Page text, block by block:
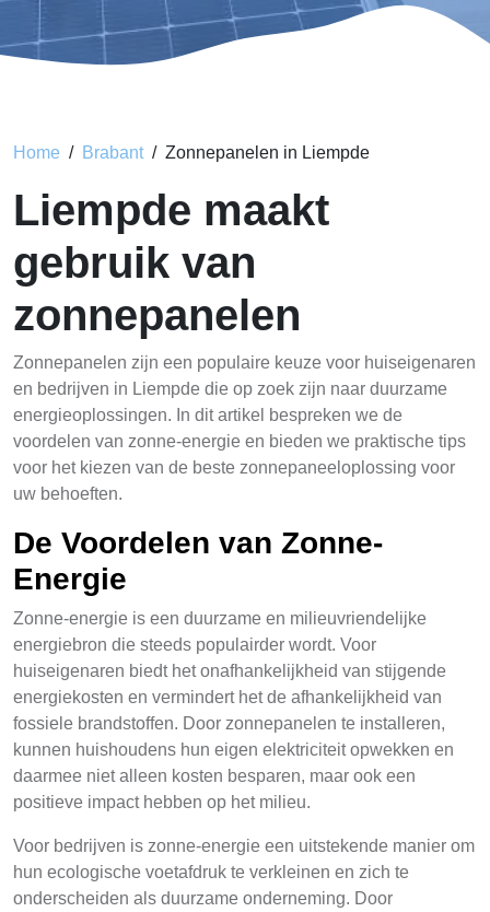
Home Brabant Zonnepanelen in Liempde
Liempde maakt
gebruik van
zonnepanelen
Zonnepanelen zijn een populaire keuze voor huiseigenaren
en bedrijven in Liempde die op zoek zijn naar duurzame
energieoplossingen. In dit artikel bespreken we de
voordelen van zonne-energie en bieden we praktische tips
voor het kiezen van de beste zonnepaneeloplossing voor
uw behoeften.
De Voordelen van Zonne-
Energie
Zonne-energie is een duurzame en milieuvriendelijke
energiebron die steeds populairder wordt. Voor
huiseigenaren biedt het onafhankelijkheid van stijgende
energiekosten en vermindert het de afhankelijkheid van
fossiele brandstoffen. Door zonnepanelen te installeren,
kunnen huishoudens hun eigen elektriciteit opwekken en
daarmee niet alleen kosten besparen, maar ook een
positieve impact hebben op het milieu.
Voor bedrijven is zonne-energie een uitstekende manier om
hun ecologische voetafdruk te verkleinen en zich te
onderscheiden als duurzame onderneming. Door